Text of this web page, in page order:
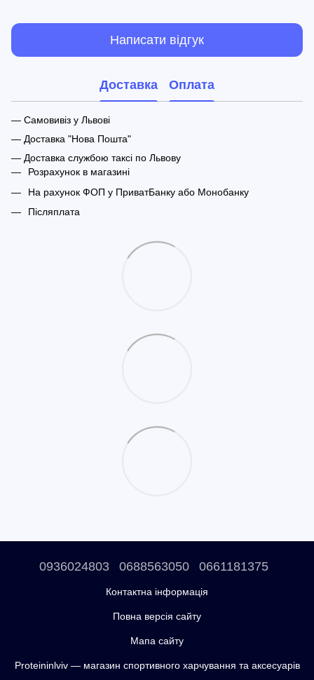
Написати відгук
Доставка Оплата
— Самовивіз у Львові
— Доставка "Нова Пошта"
— Доставка службою таксі по Львову
Розрахунок в магазині
На рахунок ФОП у ПриватБанку або Монобанку
Післяплата
0936024803 0688563050 0661181375
Контактна інформація
Повна версія сайту
Мапа сайту
Proteininlviv — магазин спортивного харчування та аксесуарів